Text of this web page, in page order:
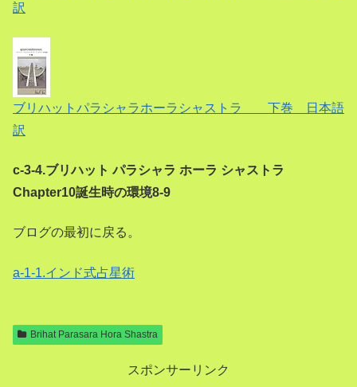
訳
ブリハットパラシャラホーラシャストラ 下巻 日本語
訳
c-3-4.ブリハット パラシャラ ホーラ シャストラ
Chapter10誕生時の環境8-9
ブログの最初に戻る。
a-1-1.インド式占星術
Brihat Parasara Hora Shastra
スポンサーリンク